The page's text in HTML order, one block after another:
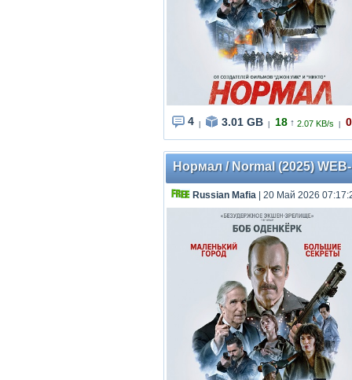
4 3.01 GB 18 ↑ 2.07 KB/s 0
Нормал / Normal (2025)
Russian Mafia | 20 Май 2026